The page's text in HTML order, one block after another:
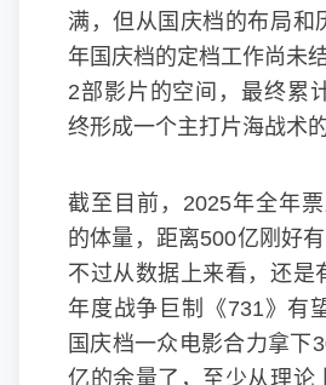
满，但从国庆档的布局和
年国庆档的定档工作尚未
2部影片的空间，最终累
终形成一个主打片海战术的
截至目前，2025年全年
的体量，距离500亿刚好
不过从数据上来看，还是
年度战争巨制《731》有
国庆档一众电影合力拿下
亿的余量了，至少从理论